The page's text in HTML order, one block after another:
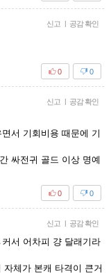
신고 | 공감 확인
0
0
신고 | 공감 확인
서 기회비용 때문에 기
싸전귀 골드 이상 명예
0
0
신고 | 공감 확인
서 어차피 걍 달래기라
체가 본캐 타격이 큰거